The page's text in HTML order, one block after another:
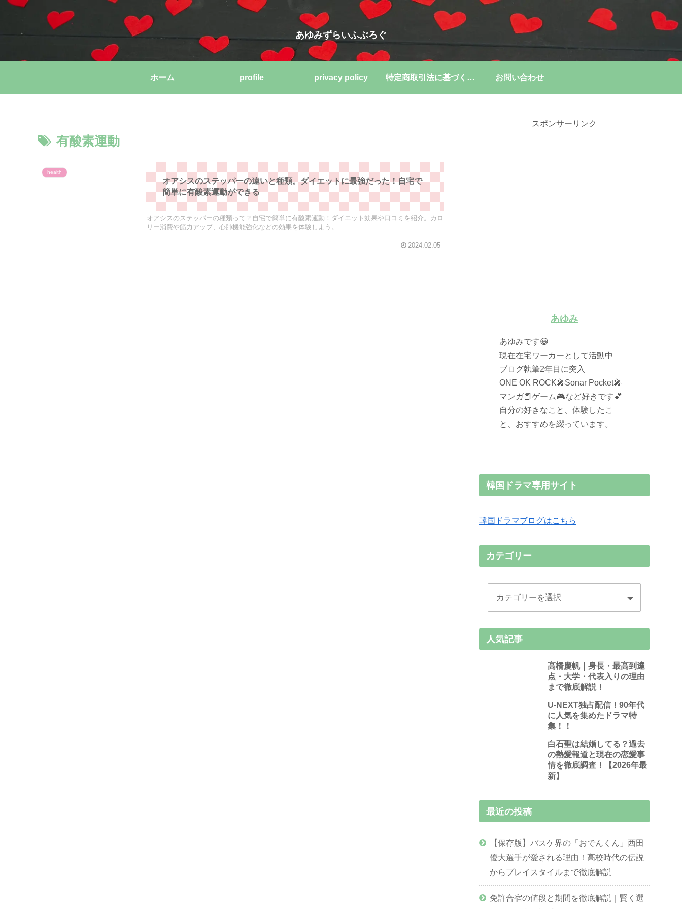
あゆみずらいふぶろぐ
ホーム profile privacy policy 特定商取引法に基づく表記 お問い合わせ
有酸素運動
health
オアシスのステッパーの違いと種類。ダイエットに最強だった！自宅で
簡単に有酸素運動ができる
オアシスのステッパーの種類って？自宅で簡単に有酸素運動！ダイエット効果や口コミを紹介。カロ
リー消費や筋力アップ、心肺機能強化などの効果を体験しよう。
2024.02.05
スポンサーリンク
あゆみ
あゆみです😀
現在在宅ワーカーとして活動中
ブログ執筆2年目に突入
ONE OK ROCK🎤Sonar Pocket🎤
マンガ📕ゲーム🎮など好きです💕
自分の好きなこと、体験したこ
と、おすすめを綴っています。
韓国ドラマ専用サイト
韓国ドラマブログはこちら
カテゴリー
人気記事
高橋慶帆｜身長・最高到達
点・大学・代表入りの理由
まで徹底解説！
U-NEXT独占配信！90年代
に人気を集めたドラマ特
集！！
白石聖は結婚してる？過去
の熱愛報道と現在の恋愛事
情を徹底調査！【2026年最
新】
最近の投稿
【保存版】バスケ界の「おでんくん」西田
優大選手が愛される理由！高校時代の伝説
からプレイスタイルまで徹底解説
免許合宿の値段と期間を徹底解説｜賢く選